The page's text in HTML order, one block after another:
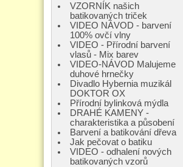
VZORNÍK našich
batikovaných triček
VIDEO NÁVOD - barvení
100% ovčí vlny
VIDEO - Přírodní barvení
vlasů - Mix barev
VIDEO-NÁVOD Malujeme
duhové hrnečky
Divadlo Hybernia muzikál
DOKTOR OX
Přírodní bylinková mýdla
DRAHÉ KAMENY -
charakteristika a působení
Barvení a batikování dřeva
Jak pečovat o batiku
VIDEO - odhalení nových
batikovaných vzorů